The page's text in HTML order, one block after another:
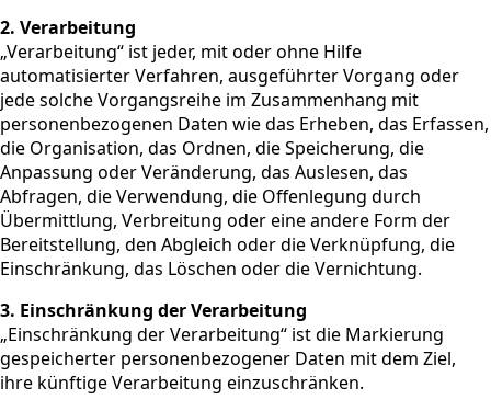
2. Verarbeitung
„Verarbeitung“ ist jeder, mit oder ohne Hilfe
automatisierter Verfahren, ausgeführter Vorgang oder
jede solche Vorgangsreihe im Zusammenhang mit
personenbezogenen Daten wie das Erheben, das Erfassen,
die Organisation, das Ordnen, die Speicherung, die
Anpassung oder Veränderung, das Auslesen, das
Abfragen, die Verwendung, die Offenlegung durch
Übermittlung, Verbreitung oder eine andere Form der
Bereitstellung, den Abgleich oder die Verknüpfung, die
Einschränkung, das Löschen oder die Vernichtung.
3. Einschränkung der Verarbeitung
„Einschränkung der Verarbeitung“ ist die Markierung
gespeicherter personenbezogener Daten mit dem Ziel,
ihre künftige Verarbeitung einzuschränken.